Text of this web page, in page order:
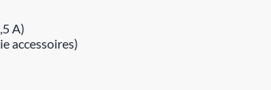
A)
accessoires)